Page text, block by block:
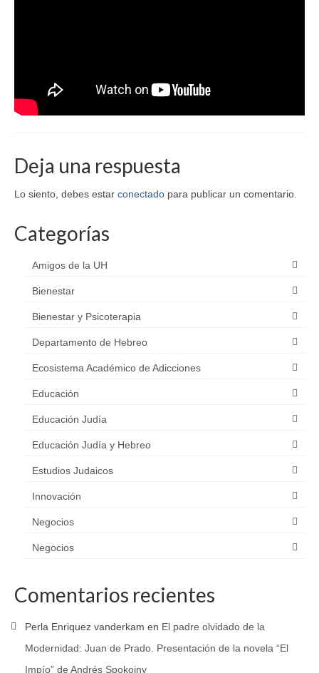
Deja una respuesta
Lo siento, debes estar conectado para publicar un comentario.
Categorías
Amigos de la UH
Bienestar
Bienestar y Psicoterapia
Departamento de Hebreo
Ecosistema Académico de Adicciones
Educación
Educación Judía
Educación Judía y Hebreo
Estudios Judaicos
Innovación
Negocios
Negocios
Comentarios recientes
Perla Enriquez vanderkam en El padre olvidado de la
Modernidad: Juan de Prado. Presentación de la novela “El
Impío” de Andrés Spokoiny